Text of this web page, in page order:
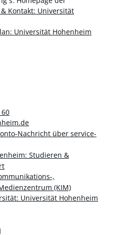
Kontakt: Universität
Universität Hohenheim
60
Nachricht über service-
Studieren &
,
(KIM)
Universität Hohenheim